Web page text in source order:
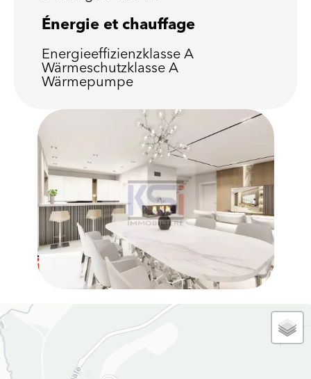
Énergie et chauffage
Energieeffizienzklasse A
Wärmeschutzklasse A
Wärmepumpe